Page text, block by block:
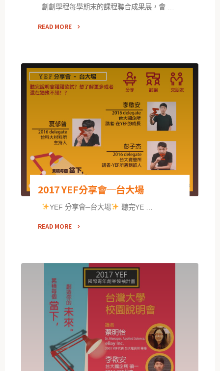
創創學程每學期末的課程聯合成果展，會 …
READ MORE
2017 YEF分享會─台大場
YEF 分享會─台大場 聽完YE …
READ MORE